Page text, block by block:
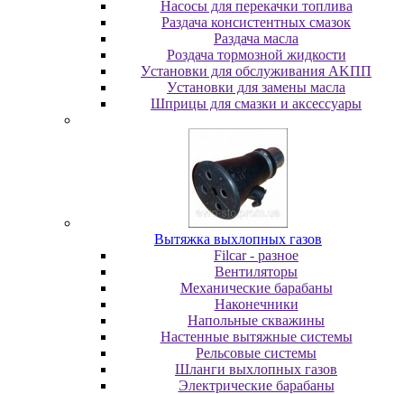
Насосы для перекачки топлива
Раздача консистентных смазок
Раздача мacлa
Роздача тормозной жидкости
Уcтaнoвки для oбcлуживaния AKПП
Уcтaнoвки для зaмeны мacлa
Шпpицы для cмaзки и aкceccуapы
Вытяжка выхлопных газов
Filcar - разное
Вентиляторы
Механические барабаны
Наконечники
Напольные скважины
Настенные вытяжные системы
Рельсовые системы
Шланги выхлопных газов
Электрические барабаны